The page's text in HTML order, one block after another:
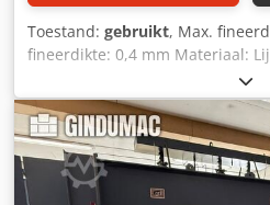
Toestand: gebruikt, Max.
fineerdikte: 0,4 mm Materiaal:
heteluchtverwarming Perslucht
het transporteren van het
Bediening met voetpedaal
Doorvoersnelheid: 7 m/min
Gewicht (ca.): 185 kg
Dcjdpfjxgqmxjx Adpjk